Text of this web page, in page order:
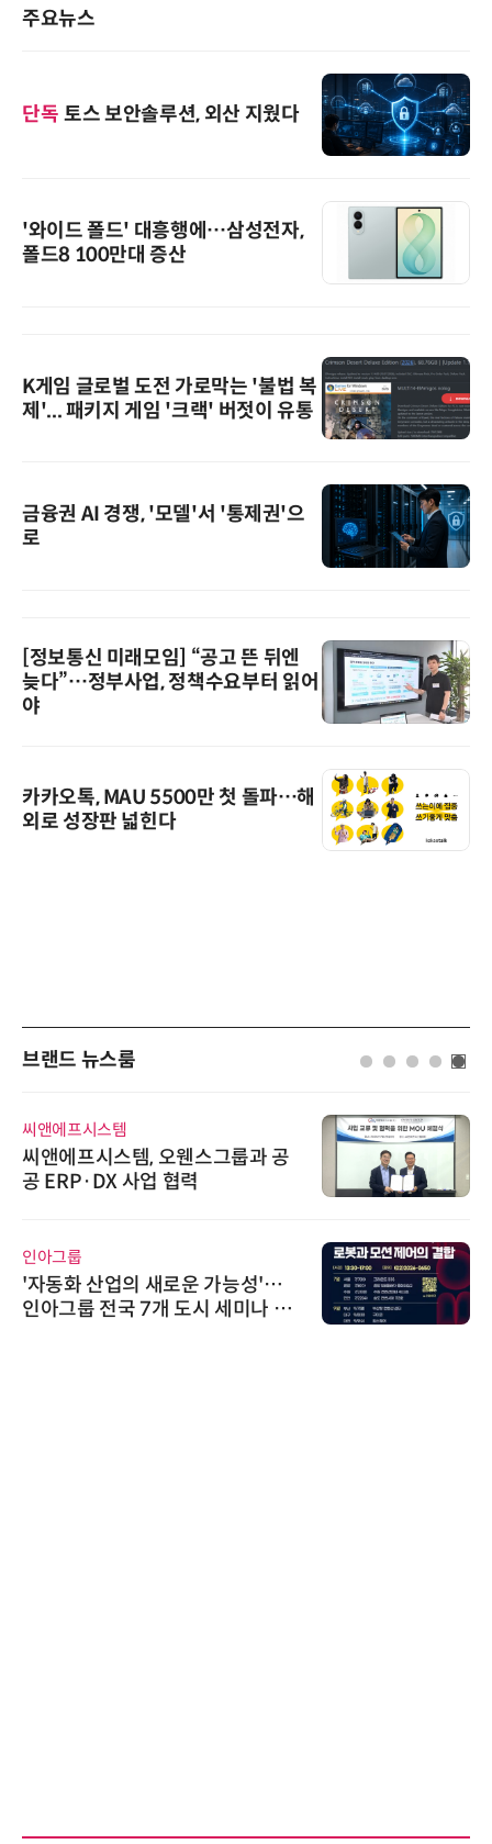
주요뉴스
단독 토스 보안솔루션, 외산 지웠다
'와이드 폴드' 대흥행에…삼성전자,
폴드8 100만대 증산
K게임 글로벌 도전 가로막는 '불법 복
제'... 패키지 게임 '크랙' 버젓이 유통
금융권 AI 경쟁, '모델'서 '통제권'으
로
[정보통신 미래모임] “공고 뜬 뒤엔
늦다”…정부사업, 정책수요부터 읽어
야
카카오톡, MAU 5500만 첫 돌파…해
외로 성장판 넓힌다
브랜드 뉴스룸
에이블스토어
시놀로지, SK네트웍스서비스와 영
상 보안 카메라 국내 독점 판매 파
다래전략사업화센터
다래전략사업화센터, 'BIO USA 2
026'서 글로벌 빅파마와의 비즈니